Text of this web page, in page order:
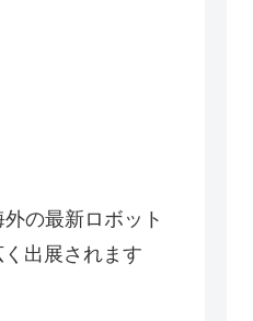
の最新ロボット
出展されます